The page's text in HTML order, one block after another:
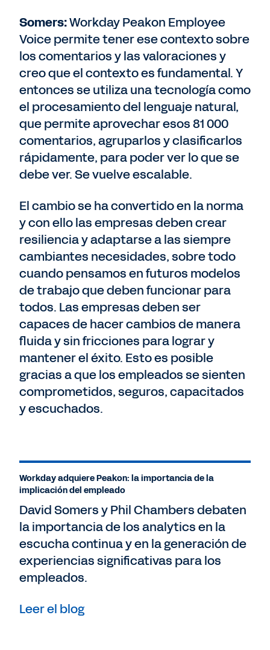
Somers:Workday Peakon Employee
Voice permite tener ese contexto sobre
los comentarios y las valoraciones y
creo que el contexto es fundamental. Y
entonces se utiliza una tecnología como
el procesamiento del lenguaje natural,
que permite aprovechar esos 81 000
comentarios, agruparlos y clasificarlos
rápidamente, para poder ver lo que se
debe ver. Se vuelve escalable.
El cambio se ha convertido en la norma
y con ello las empresas deben crear
resiliencia y adaptarse a las siempre
cambiantes necesidades, sobre todo
cuando pensamos en futuros modelos
de trabajo que deben funcionar para
todos. Las empresas deben ser
capaces de hacer cambios de manera
fluida y sin fricciones para lograr y
mantener el éxito. Esto es posible
gracias a que los empleados se sienten
comprometidos, seguros, capacitados
y escuchados.
Workday adquiere Peakon: la importancia de la
implicación del empleado
David Somers y Phil Chambers debaten
la importancia de los analytics en la
escucha continua y en la generación de
experiencias significativas para los
empleados.
Leer el blog